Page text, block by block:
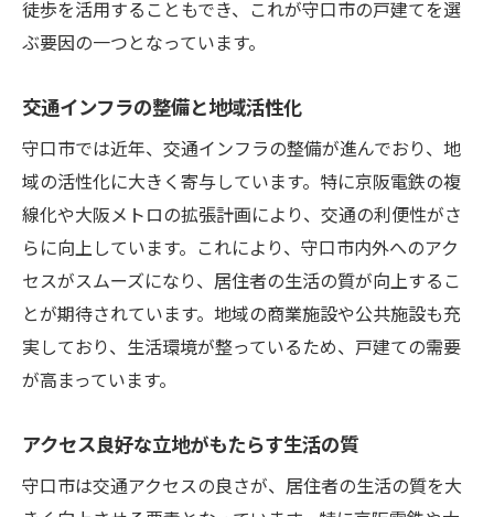
徒歩を活用することもでき、これが守口市の戸建てを選
ぶ要因の一つとなっています。
交通インフラの整備と地域活性化
守口市では近年、交通インフラの整備が進んでおり、地
域の活性化に大きく寄与しています。特に京阪電鉄の複
線化や大阪メトロの拡張計画により、交通の利便性がさ
らに向上しています。これにより、守口市内外へのアク
セスがスムーズになり、居住者の生活の質が向上するこ
とが期待されています。地域の商業施設や公共施設も充
実しており、生活環境が整っているため、戸建ての需要
が高まっています。
アクセス良好な立地がもたらす生活の質
守口市は交通アクセスの良さが、居住者の生活の質を大